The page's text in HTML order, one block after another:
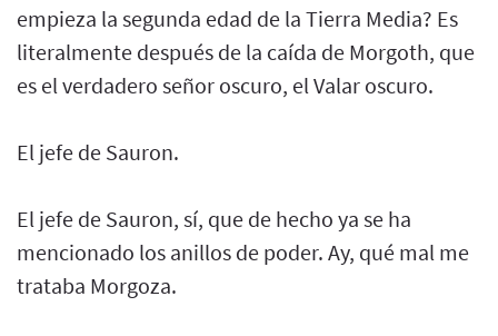
empieza la segunda edad de la Tierra Media? Es
literalmente después de la caída de Morgoth, que
es el verdadero señor oscuro, el Valar oscuro.
El jefe de Sauron.
El jefe de Sauron, sí, que de hecho ya se ha
mencionado los anillos de poder. Ay, qué mal me
trataba Morgoza.